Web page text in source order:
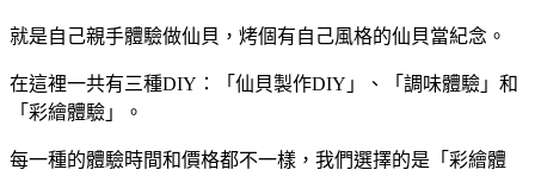
就是自己親手體驗做仙貝，烤個有自己風格的仙貝當紀念。
在這裡一共有三種DIY：「仙貝製作DIY」、「調味體驗」和
「彩繪體驗」。
每一種的體驗時間和價格都不一樣，我們選擇的是「彩繪體